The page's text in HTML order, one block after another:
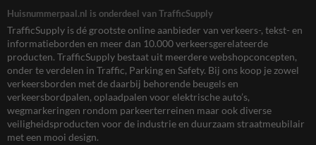
Huisnummerpaal.nl is onderdeel van TrafficSupply
TrafficSupply is dé grootste online aanbieder van verkeers-, tekst- en
informatieborden en meer dan 10.000 verkeersgerelateerde
producten. TrafficSupply bestaat uit meerdere webshopconcepten,
onder te verdelen in Traffic, Parking en Safety. Bij ons koop je zowel
verkeersborden met de daarbij behorende beugels en
verkeersbordpalen, oplaadpalen voor elektrische auto’s,
wegmarkeringen rondom parkeerterreinen maar ook diverse
veiligheidsproducten voor de industrie en duurzaam straatmeubilair
met een mooi design.